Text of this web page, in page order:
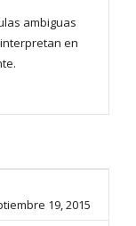
ambiguas
en
19, 2015